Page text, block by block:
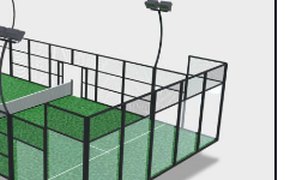
is het voor het publiek
kijken.” aldus Danny van
“Denk hierbij aan de
maar ook voor het geven
groot voordeel.” De
naam van TC Unicum naar
ook echt een plaats te